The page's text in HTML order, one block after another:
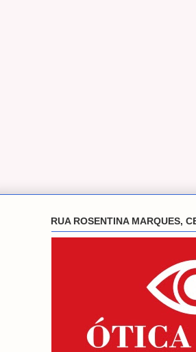
RUA ROSENTINA MARQUES,